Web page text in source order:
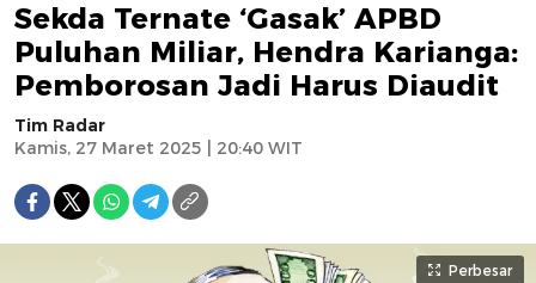
Sekda Ternate ‘Gasak’ APBD
Puluhan Miliar, Hendra Karianga:
Pemborosan Jadi Harus Diaudit
Tim Radar
Kamis, 27 Maret 2025 | 20:40 WIT
Perbesar